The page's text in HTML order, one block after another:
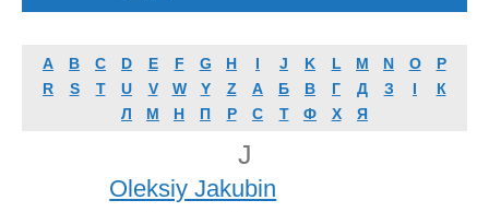
A B C D E F G H I J K L M N O
P
R
S T U V W Y Z А Б В Г Д З І
К
Л
М Н П Р С Т Ф Х Я
J
Oleksiy Jakubin